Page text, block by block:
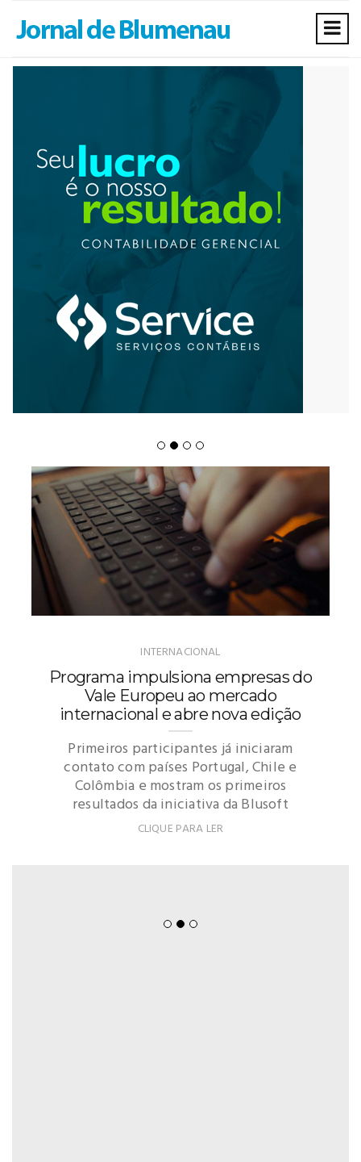
INTERNACIONAL
Programa impulsiona empresas do
Vale Europeu ao mercado
internacional e abre nova edição
Primeiros participantes já iniciaram
contato com países Portugal, Chile e
Colômbia e mostram os primeiros
resultados da iniciativa da Blusoft
CLIQUE PARA LER